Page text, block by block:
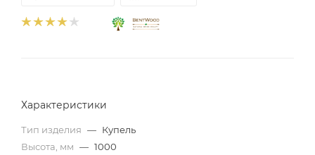
Характеристики
Тип изделия — Купель
Высота, мм — 1000